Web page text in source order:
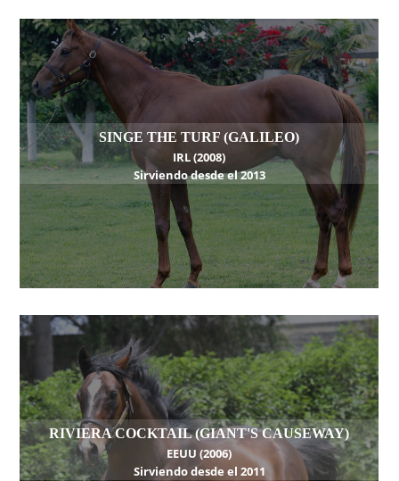
SINGE THE TURF (GALILEO)
IRL (2008)
Sirviendo desde el 2013
RIVIERA COCKTAIL (GIANT'S CAUSEWAY)
EEUU (2006)
Sirviendo desde el 2011